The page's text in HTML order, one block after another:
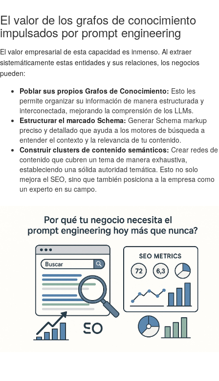
El valor de los grafos de conocimiento
impulsados por prompt engineering
El valor empresarial de esta capacidad es inmenso. Al extraer
sistemáticamente estas entidades y sus relaciones, los negocios
pueden:
Poblar sus propios Grafos de Conocimiento: Esto les
permite organizar su información de manera estructurada y
interconectada, mejorando la comprensión de los LLMs.
Estructurar el marcado Schema: Generar Schema markup
preciso y detallado que ayuda a los motores de búsqueda a
entender el contexto y la relevancia de tu contenido.
Construir clusters de contenido semánticos: Crear redes de
contenido que cubren un tema de manera exhaustiva,
estableciendo una sólida autoridad temática. Esto no solo
mejora el SEO, sino que también posiciona a la empresa como
un experto en su campo.